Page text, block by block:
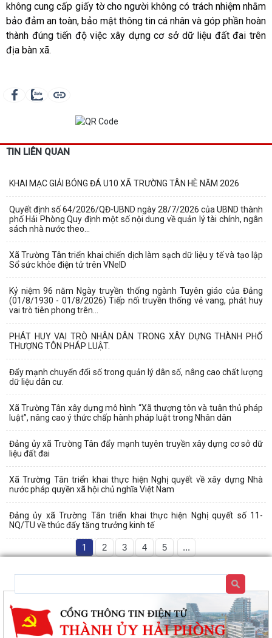
không cung cấp giấy tờ cho người không có trách nhiệm nhằm
bảo đảm an toàn, bảo mật thông tin cá nhân và góp phần hoàn
thành đúng tiến độ việc xây dựng cơ sở dữ liệu đất đai trên
địa bàn xã.
TIN LIÊN QUAN
KHAI MẠC GIẢI BÓNG ĐÁ U10 XÃ TRƯỜNG TÂN HÈ NĂM 2026
Quyết định số 64/2026/QĐ-UBND ngày 28/7/2026 của UBND thành
phố Hải Phòng Quy định một số nội dung về quản lý tài chính, ngân
sách nhà nước theo...
Xã Trường Tân triển khai chiến dịch làm sạch dữ liệu y tế và tạo lập
Sổ sức khỏe điện tử trên VNeID
Kỷ niệm 96 năm Ngày truyền thống ngành Tuyên giáo của Đảng
(01/8/1930 - 01/8/2026) Tiếp nối truyền thống vẻ vang, phát huy
vai trò tiên phong trên...
PHÁT HUY VAI TRÒ NHÂN DÂN TRONG XÂY DỰNG THÀNH PHỐ
THƯỢNG TÔN PHÁP LUẬT.
Đẩy mạnh chuyển đổi số trong quản lý dân số, nâng cao chất lượng
dữ liệu dân cư.
Xã Trường Tân xây dựng mô hình “Xã thượng tôn và tuân thủ pháp
luật”, nâng cao ý thức chấp hành pháp luật trong Nhân dân
Đảng ủy xã Trường Tân đẩy mạnh tuyên truyền xây dựng cơ sở dữ
liệu đất đai
Xã Trường Tân triển khai thực hiện Nghị quyết về xây dựng Nhà
nước pháp quyền xã hội chủ nghĩa Việt Nam
Đảng ủy xã Trường Tân triển khai thực hiện Nghị quyết số 11-
NQ/TU về thúc đẩy tăng trưởng kinh tế
1 2 3 4 5 ...